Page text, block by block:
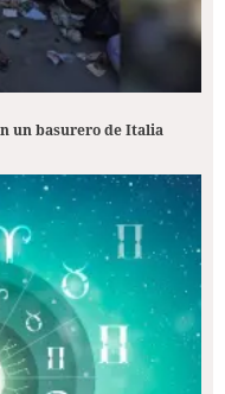
un basurero de Italia